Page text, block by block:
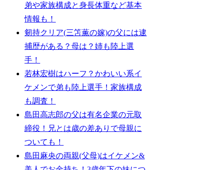
弟や家族構成と身長体重など基本
情報も！
剱持クリア(三笘薫の嫁)の父には逮
捕歴がある？母は？姉も陸上選
手！
若林宏樹はハーフ？かわいい系イ
ケメンで弟も陸上選手！家族構成
も調査！
島田高志郎の父は有名企業の元取
締役！兄とは歳の差ありで母親に
ついても！
島田麻央の両親(父母)はイケメン&